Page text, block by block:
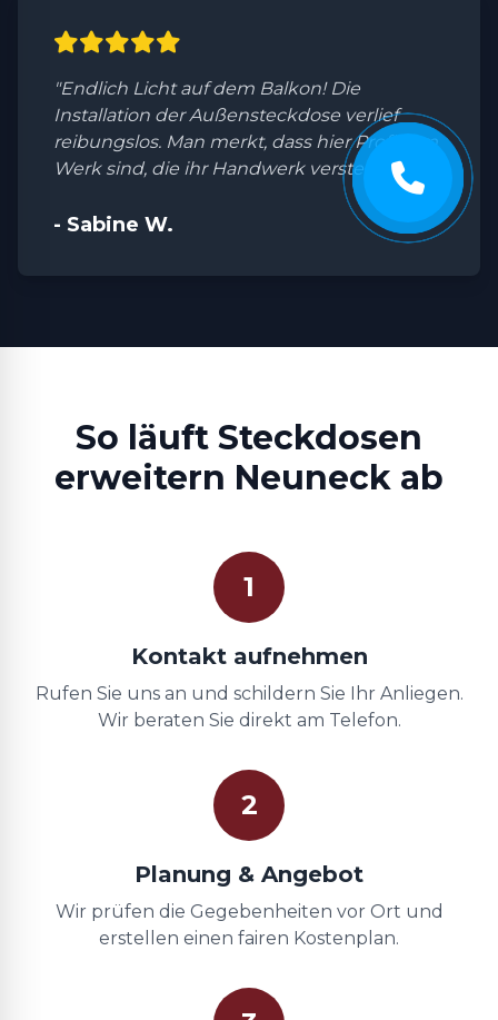
"Endlich Licht auf dem Balkon! Die
Installation der Außensteckdose verlief
reibungslos. Man merkt, dass hier Profis am
Werk sind, die ihr Handwerk verstehen."
- Sabine W.
So läuft Steckdosen
erweitern Neuneck ab
1
Kontakt aufnehmen
Rufen Sie uns an und schildern Sie Ihr Anliegen.
Wir beraten Sie direkt am Telefon.
2
Planung & Angebot
Wir prüfen die Gegebenheiten vor Ort und
erstellen einen fairen Kostenplan.